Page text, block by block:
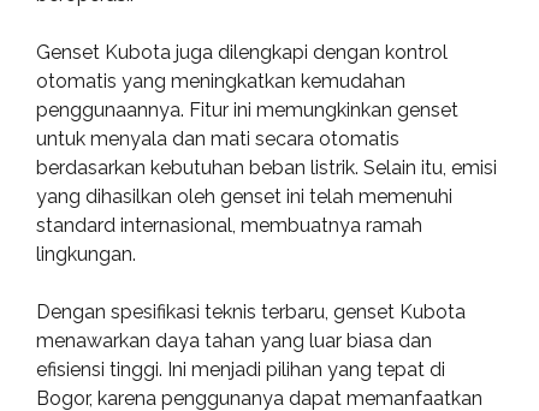
Genset Kubota juga dilengkapi dengan kontrol
otomatis yang meningkatkan kemudahan
penggunaannya. Fitur ini memungkinkan genset
untuk menyala dan mati secara otomatis
berdasarkan kebutuhan beban listrik. Selain itu, emisi
yang dihasilkan oleh genset ini telah memenuhi
standard internasional, membuatnya ramah
lingkungan.
Dengan spesifikasi teknis terbaru, genset Kubota
menawarkan daya tahan yang luar biasa dan
efisiensi tinggi. Ini menjadi pilihan yang tepat di
Bogor, karena penggunanya dapat memanfaatkan